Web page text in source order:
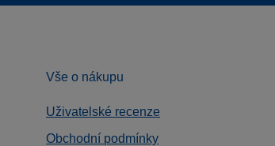
Vše o nákupu
Uživatelské recenze
Obchodní podmínky